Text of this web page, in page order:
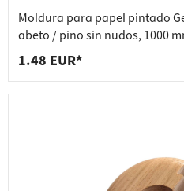
Moldura para papel pintado
abeto / pino sin nudos, 1000
mm
1.48 EUR*